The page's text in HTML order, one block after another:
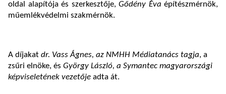
oldal alapítója és szerkesztője, Gődény Éva építészmérnök,
műemlékvédelmi szakmérnök.
A díjakat dr. Vass Ágnes, az NMHH Médiatanács tagja, a
zsűri elnöke, és György László, a Symantec magyarországi
képviseletének vezetője adta át.